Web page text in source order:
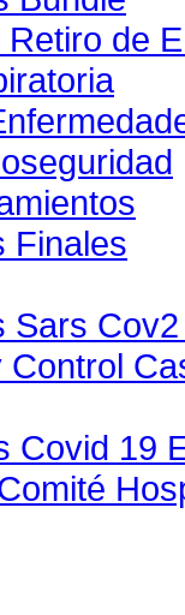
de
Finales
Sars
Control
Covid 19